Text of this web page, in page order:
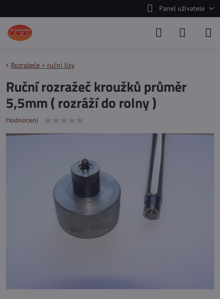
Panel uživatele
Rozražeče + ruční lisy
Ruční rozražeč kroužků průměr
5,5mm ( rozráží do rolny )
Hodnocení